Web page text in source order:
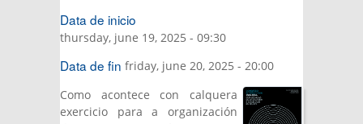
Data de inicio
thursday, june 19, 2025 - 09:30
Data de fin friday, june 20, 2025 - 20:00
Como acontece con calquera
exercicio para a organización